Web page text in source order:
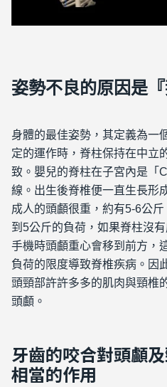
姿勢不良的原因是
身體的最佳姿勢，其定義為一
定的運作時，脊柱保持在中立
致。嬰兒的脊柱在子宮內是「
線。出生後脊椎便一直生長形
成人的頭顱很重，約有5-6公
到5公斤的負荷，如果脊柱沒
手機時頭顱重心會移到前方，
負荷的限度導致脊椎疾病。因
頭頸部許許多多的肌肉與頸椎
頭顱。
牙齒的咬合對頭顱
相當的作用